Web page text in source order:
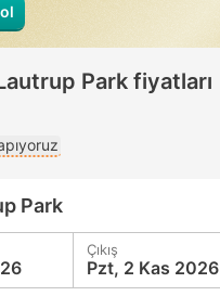
Park fiyatları
Park
Çıkış
Pzt, 2 Kas 2026